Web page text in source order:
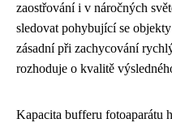
zaostřování i v náročných
sledovat pohybující se
zásadní při zachycování
rozhoduje o kvalitě
Kapacita bufferu fotoaparátu